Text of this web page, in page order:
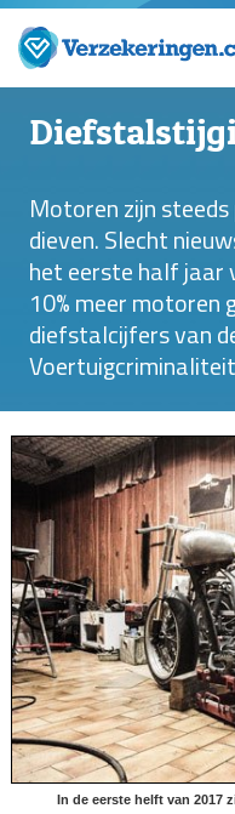
Motoren zijn
dieven. Slecht
het eerste half jaar
10% meer motoren
diefstalcijfers van
Voertuigcriminaliteit
In de eerste helft van 2017